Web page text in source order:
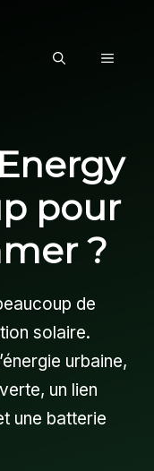
MENU
pour
?
de
solaire.
urbaine,
un lien
une batterie